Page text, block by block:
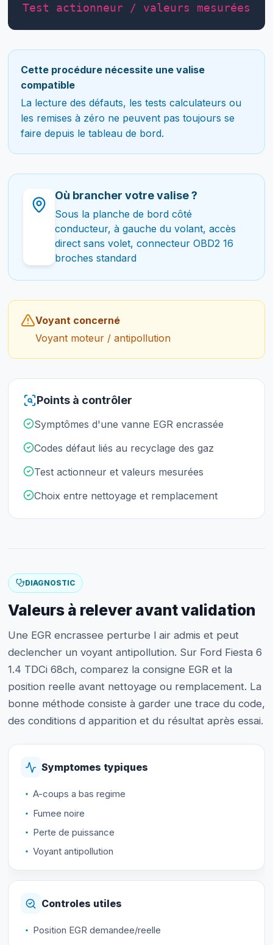
Test actionneur / valeurs mesurées
Cette procédure nécessite une valise
compatible
La lecture des défauts, les tests calculateurs ou
les remises à zéro ne peuvent pas toujours se
faire depuis le tableau de bord.
Où brancher votre valise ?
Sous la planche de bord côté
conducteur, à gauche du volant, accès
direct sans volet, connecteur OBD2 16
broches standard
Voyant concerné
Voyant moteur / antipollution
Points à contrôler
Symptômes d'une vanne EGR encrassée
Codes défaut liés au recyclage des gaz
Test actionneur et valeurs mesurées
Choix entre nettoyage et remplacement
DIAGNOSTIC
Valeurs à relever avant validation
Une EGR encrassee perturbe l air admis et peut
declencher un voyant antipollution. Sur Ford Fiesta 6
1.4 TDCi 68ch, comparez la consigne EGR et la
position reelle avant nettoyage ou remplacement. La
bonne méthode consiste à garder une trace du code,
des conditions d apparition et du résultat après essai.
Symptomes typiques
A-coups a bas regime
Fumee noire
Perte de puissance
Voyant antipollution
Controles utiles
Position EGR demandee/reelle